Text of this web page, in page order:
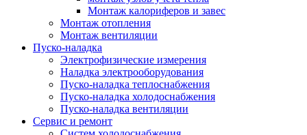
Монтаж калориферов и завес
Монтаж отопления
Монтаж вентиляции
Пуско-наладка
Электрофизические измерения
Наладка электрооборудования
Пуско-наладка теплоснабжения
Пуско-наладка холодоснабжения
Пуско-наладка вентиляции
Сервис и ремонт